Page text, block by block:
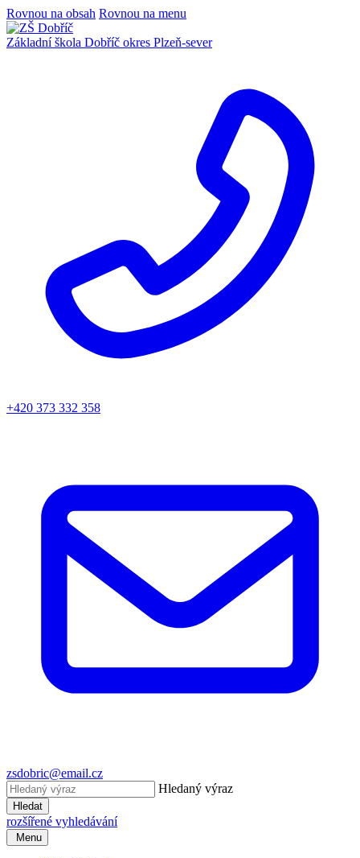
Rovnou na obsah Rovnou na menu
Základní škola Dobříč okres Plzeň-sever
+420 373 332 358
zsdobric@email.cz
Hledaný výraz
Hledat
rozšířené vyhledávání
Menu